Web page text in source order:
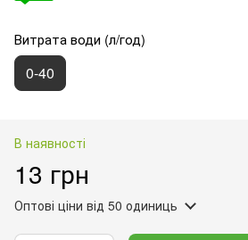
Витрата води (л/год)
0-40
В наявності
13 грн
Оптові ціни від 50 одиниць